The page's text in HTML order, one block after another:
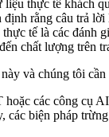
thực tế khách
định rằng câu trả
tế là các đánh
chất lượng trên
và chúng tôi
các công cụ
biện pháp